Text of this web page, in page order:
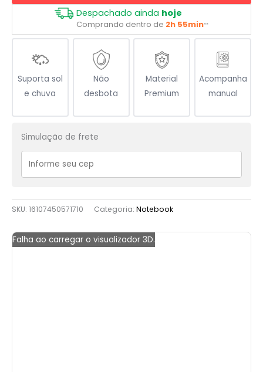
Despachado ainda hoje
Comprando dentro de 2h 55min**
Suporta sol
e chuva
Não
desbota
Material
Premium
Acompanha
manual
Simulação de frete
SKU: 16107450571710 Categoria: Notebook
Falha ao carregar o visualizador 3D.